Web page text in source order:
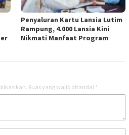
Penyaluran Kartu Lansia Lutim
Rampung, 4.000 Lansia Kini
Nikmati Manfaat Program
Ruas yang wajib ditandai *